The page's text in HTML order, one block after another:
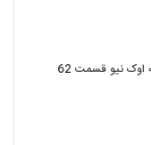
سریال افسانه اوک نیو قسمت 62